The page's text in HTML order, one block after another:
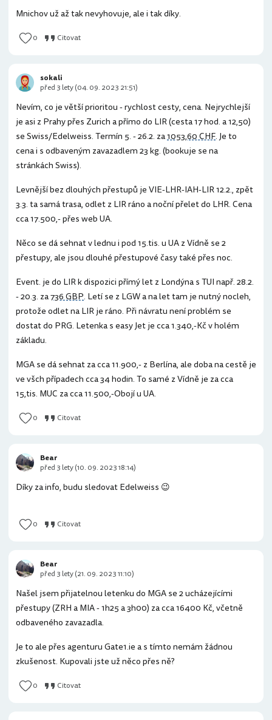
Mnichov už až tak nevyhovuje, ale i tak díky.
0 Citovat
Nevím, co je větší prioritou - rychlost cesty, cena. Nejrychlejší
je asi z Prahy přes Zurich a přímo do LIR (cesta 17 hod. a 12,50)
se Swiss/Edelweiss. Termín 5. - 26.2. za1053,60 CHF. Je to
cena i s odbaveným zavazadlem 23 kg. (bookuje se na
stránkách Swiss).
Levnější bez dlouhých přestupů je VIE-LHR-IAH-LIR 12.2., zpět
3.3. ta samá trasa, odlet z LIR ráno a noční přelet do LHR. Cena
cca 17.500,- přes web UA.
Něco se dá sehnat v lednu i pod 15.tis. u UA z Vídně se 2
přestupy, ale jsou dlouhé přestupové časy také přes noc.
Event. je do LIR k dispozici přímý let z Londýna s TUI např. 28.2.
- 20.3. za736 GBP. Letí se z LGW a na let tam je nutný nocleh,
protože odlet na LIR je ráno. Při návratu není problém se
dostat do PRG. Letenka s easy Jet je cca 1.340,-Kč v holém
základu.
MGA se dá sehnat za cca 11.900,- z Berlína, ale doba na cestě je
ve všch případech cca 34 hodin. To samé z Vídně je za cca
15,tis. MUC za cca 11.500,-Obojí u UA.
0 Citovat
sokali
před 3 lety (04. 09. 2023 21:51)
Díky za info, budu sledovat Edelweiss 😉
0 Citovat
Bear
před 3 lety (10. 09. 2023 18:14)
Našel jsem přijatelnou letenku do MGA se 2 ucházejícími
přestupy (ZRH a MIA - 1h25 a 3h00) za cca 16400 Kč, včetně
odbaveného zavazadla.
Je to ale přes agenturu Gate1.ie a s tímto nemám žádnou
zkušenost. Kupovali jste už něco přes ně?
0 Citovat
Bear
před 3 lety (21. 09. 2023 11:10)